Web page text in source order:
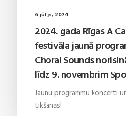
6 jūlijs, 2024
2024. gada Rīgas A
festivāla jaunā
Choral Sounds
līdz 9. novembrim
Jaunu programmu koncerti
tikšanās!